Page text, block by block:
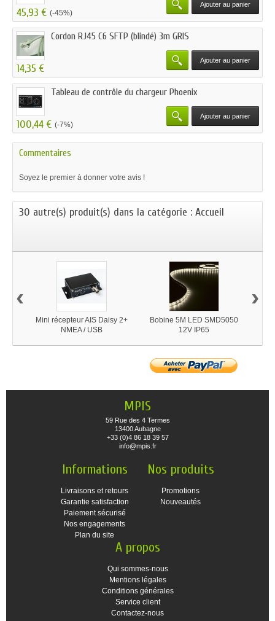
45,93 € (-45%)
Ajouter au panier
Cordon RJ45 C6 SFTP (blindé) 3m GRIS
14,35 €
Ajouter au panier
Tableau de contrôle du chargeur Phoenix
100,44 € (-7%)
Ajouter au panier
Commentaires
Soyez le premier à donner votre avis !
30 autre(s) produit(s) dans la catégorie : Accueil
Mini récepteur AIS Daisy 2+
NMEA / USB
Bobine 5M LED SMD5050
12V IP65
‹ ›
MPIS
59 Rue des 4 Termes
13400 Aubagne
+33 (0)4 86 18 39 57
info@mpis.fr
Informations
Livraisons et retours
Garantie satisfaction
Paiement sécurisé
Nos engagements
Plan du site
Nos produits
Promotions
Nouveautés
A propos
Qui sommes-nous
Mentions légales
Conditions générales
Service client
Contactez-nous